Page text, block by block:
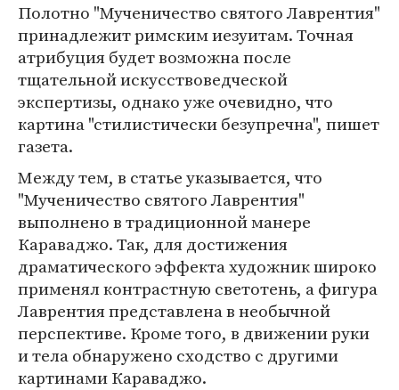
Полотно "Мученичество святого Лаврентия"
принадлежит римским иезуитам. Точная
атрибуция будет возможна после
тщательной искусствоведческой
экспертизы, однако уже очевидно, что
картина "стилистически безупречна", пишет
газета.
Между тем, в статье указывается, что
"Мученичество святого Лаврентия"
выполнено в традиционной манере
Караваджо. Так, для достижения
драматического эффекта художник широко
применял контрастную светотень, а фигура
Лаврентия представлена в необычной
перспективе. Кроме того, в движении руки
и тела обнаружено сходство с другими
картинами Караваджо.